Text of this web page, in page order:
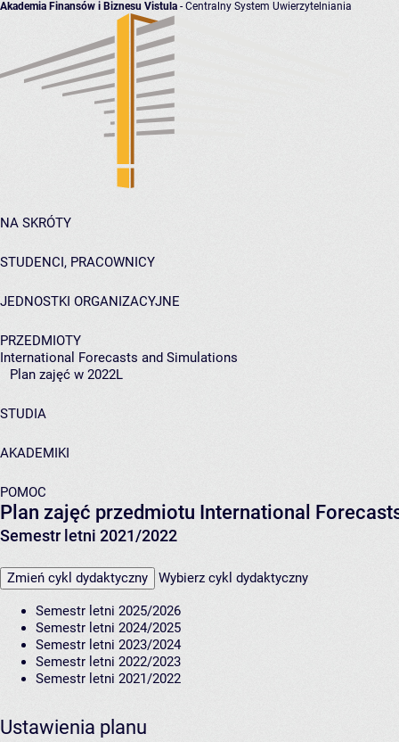
Akademia Finansów i Biznesu Vistula - Centralny System Uwierzytelniania
NA SKRÓTY
STUDENCI, PRACOWNICY
JEDNOSTKI ORGANIZACYJNE
PRZEDMIOTY
International Forecasts and Simulations
Plan zajęć w 2022L
STUDIA
AKADEMIKI
POMOC
Plan zajęć przedmiotu International
Semestr letni 2021/2022
Zmień cykl dydaktyczny Wybierz cykl dydaktyczny
Semestr letni 2025/2026
Semestr letni 2024/2025
Semestr letni 2023/2024
Semestr letni 2022/2023
Semestr letni 2021/2022
Ustawienia planu